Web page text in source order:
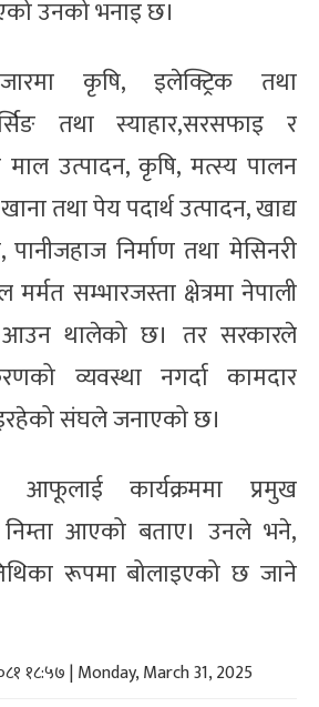
उनको भनाइ छ।
कृषि, इलेक्ट्रिक तथा
तथा स्याहार,सरसफाइ र
माल उत्पादन, कृषि, मत्स्य पालन
तथा पेय पदार्थ उत्पादन, खाद्य
पानीजहाज निर्माण तथा मेसिनरी
मर्मत सम्भारजस्ता क्षेत्रमा नेपाली
आउन थालेको छ। तर सरकारले
व्यवस्था नगर्दा कामदार
संघले जनाएको छ।
कार्यक्रममा प्रमुख
आएको बताए। उनले भने,
रूपमा बोलाइएको छ जाने
१८:५७ | Monday, March 31, 2025